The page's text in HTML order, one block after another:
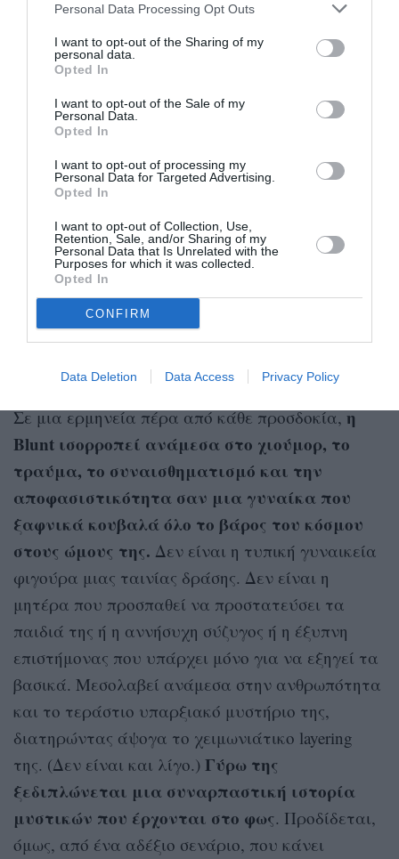
Personal Data Processing Opt Outs
I want to opt-out of the Sharing of my
personal data.
Opted In
I want to opt-out of the Sale of my
Personal Data.
Opted In
I want to opt-out of processing my
Personal Data for Targeted Advertising.
Opted In
I want to opt-out of Collection, Use,
Retention, Sale, and/or Sharing of my
Personal Data that Is Unrelated with the
Purposes for which it was collected.
Opted In
CONFIRM
Data Deletion Data Access Privacy Policy
ξετυλίγεται και εκείνη της Μάργκαρετ, μιας
μετεωρολόγου που μετά από την τυχαία επαφή
της με ένα πουλί αποκτά μεταφυσικές
ικανότητες και ασύλληπτες γνώσεις, είτε
πρόκειται για όλες τις ξένες γλώσσες είτε για τις
πιο μύχιες σκέψεις όσων συναντά. Ένα
εκπομπής της, στο οποίο μιλάει ακατάληπτα
κάνοντας “κλικ” με τη γλώσσα της, γίνεται viral
και τη βάζει στο στόχαστρο των κακών, ενώ η
ίδια συνειδητοποιεί ενστικτωδώς ότι πρέπει να
βρει τον Ντάνιελ, που μέχρι τώρα της ήταν ένας
άγνωστος.
Σε μια ερμηνεία πέρα από κάθε προσδοκία,η
Blunt ισορροπεί ανάμεσα στο χιούμορ, το
τραύμα, το συναισθηματισμό και την
αποφασιστικότητα σαν μια γυναίκα που
ξαφνικά κουβαλά όλο το βάρος του κόσμου
στους ώμους της. Δεν είναι η τυπική γυναικεία
φιγούρα μιας ταινίας δράσης. Δεν είναι η
μητέρα που προσπαθεί να προστατεύσει τα
παιδιά της ή η αννήσυχη σύζυγος ή η έξυπνη
επιστήμονας που υπάρχει μόνο για να εξηγεί τα
βασικά. Μεσολαβεί ανάμεσα στην ανθρωπότητα
και το τεράστιο υπαρξιακό μυστήριο της,
διατηρώντας άψογα το χειμωνιάτικο layering
της. (Δεν είναι και λίγο.) Γύρω της
ξεδιπλώνεται μια συναρπαστική ιστορία
μυστικών που έρχονται στο φως. Προδίδεται,
όμως, από ένα αδέξιο σενάριο, που κάνει